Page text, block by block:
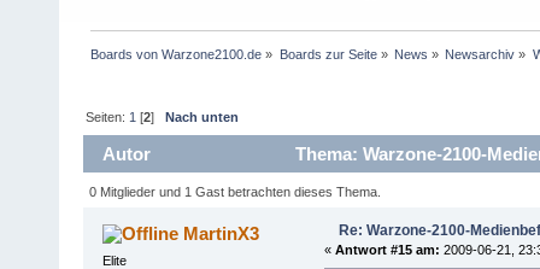
Boards von Warzone2100.de » Boards zur Seite» News » Newsarchiv »
Seiten: 1 [2]Nach unten
Autor Thema: Warzone-2100-
0 Mitglieder und 1 Gast betrachten dieses Thema.
MartinX3
Elite
Re: Warzone-2100-
« Antwort #15 am: 2009-06-21,